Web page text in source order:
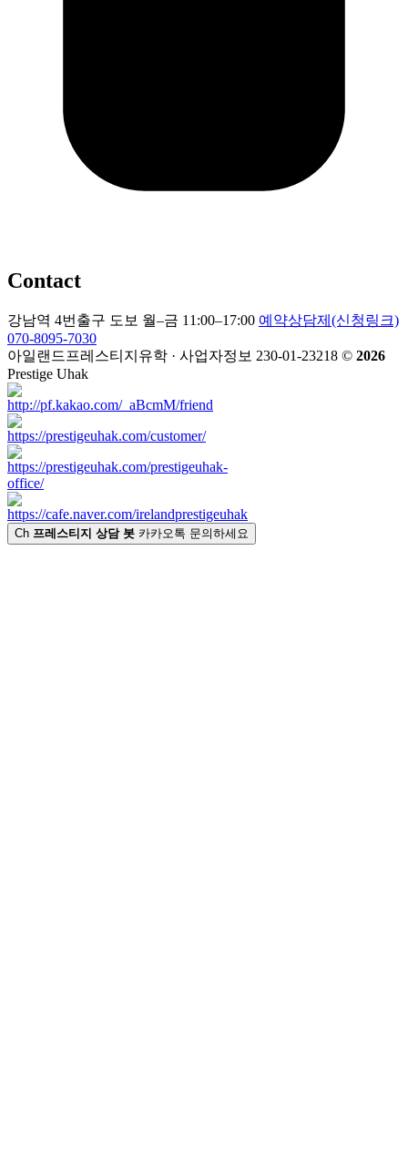
Contact
강남역 4번출구 도보 월–금 11:00–17:00 예약상담제(신청링크)
070-8095-7030
아일랜드프레스티지유학 · 사업자정보 230-01-23218 © 2026
Prestige Uhak
Ch 프레스티지 상담 봇 카카오톡 문의하세요